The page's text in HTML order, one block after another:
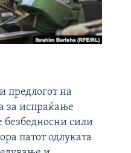
предлогот на
за испраќање
сили
патот одлуката